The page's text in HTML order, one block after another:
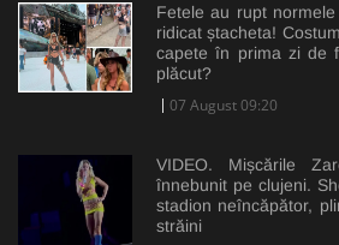
Fetele au rupt
ridicat ștacheta!
capete în prima zi de
plăcut?
07 August 09:20
VIDEO. Mișcările
înnebunit pe clujeni.
stadion neîncăpător,
străini